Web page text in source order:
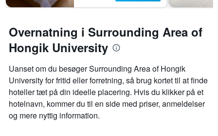
Overnatning i Surrounding Area of
Hongik University
Uanset om du besøger Surrounding Area of Hongik
University for fritid eller forretning, så brug kortet til at finde
hoteller tæt på din ideelle placering. Hvis du klikker på et
hotelnavn, kommer du til en side med priser, anmeldelser
og mere nyttig information.